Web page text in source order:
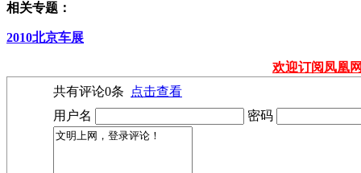
相关专题：
2010北京车展
欢迎订阅凤凰
共有评论0条
点击查看
用户名
密码